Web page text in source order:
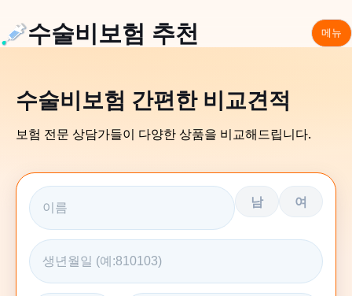
수술비보험 추천 메뉴
수술비보험 간편한 비교견적
보험 전문 상담가들이 다양한 상품을 비교해드립니다.
남 여